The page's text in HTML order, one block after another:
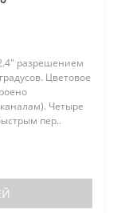
разрешением
Цветовое
Четыре
пер..